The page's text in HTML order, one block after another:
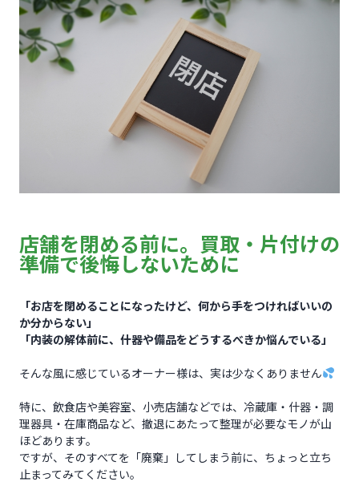
店舗を閉める前に。買取・片付けの
準備で後悔しないために
「お店を閉めることになったけど、何から手をつければいいの
か分からない」
「内装の解体前に、什器や備品をどうするべきか悩んでいる」
そんな風に感じているオーナー様は、実は少なくありません
特に、飲食店や美容室、小売店舗などでは、冷蔵庫・什器・調
理器具・在庫商品など、撤退にあたって整理が必要なモノが山
ほどあります。
ですが、そのすべてを「廃棄」してしまう前に、ちょっと立ち
止まってみてください。